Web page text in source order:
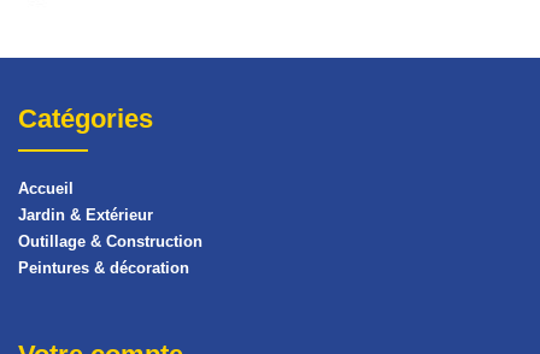
Catégories
Accueil
Jardin & Extérieur
Outillage & Construction
Peintures & décoration